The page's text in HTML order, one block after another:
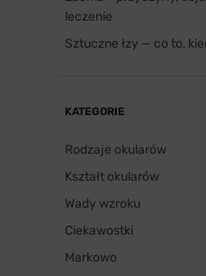
leczenie
Sztuczne łzy — co to,
KATEGORIE
Rodzaje okularów
Kształt okularów
Wady wzroku
Ciekawostki
Markowo